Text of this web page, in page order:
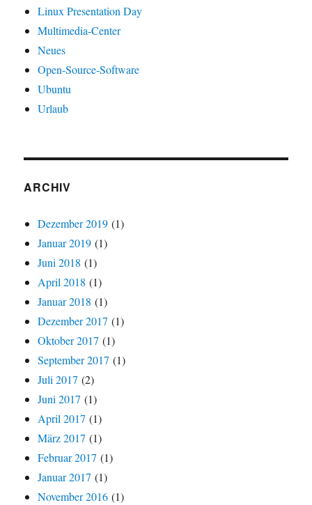
Linux Presentation Day
Multimedia-Center
Neues
Open-Source-Software
Ubuntu
Urlaub
ARCHIV
Dezember 2019 (1)
Januar 2019 (1)
Juni 2018 (1)
April 2018 (1)
Januar 2018 (1)
Dezember 2017 (1)
Oktober 2017 (1)
September 2017 (1)
Juli 2017 (2)
Juni 2017 (1)
April 2017 (1)
März 2017 (1)
Februar 2017 (1)
Januar 2017 (1)
November 2016 (1)